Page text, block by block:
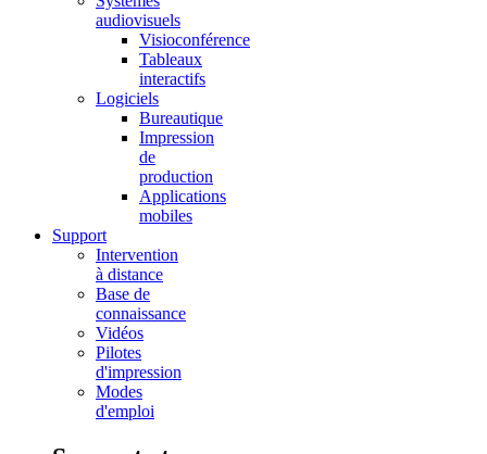
audiovisuels
Visioconférence
Tableaux
interactifs
Logiciels
Bureautique
Impression
de
production
Applications
mobiles
Support
Intervention
à distance
Base de
connaissance
Vidéos
Pilotes
d'impression
Modes
d'emploi